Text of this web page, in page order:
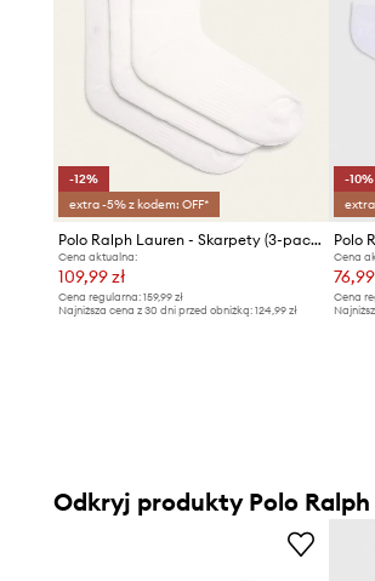
-12%
extra -5% z kodem: OFF*
Polo Ralph Lauren - Skarpety (3-pack) 449723748001
Cena aktualna:
109,99 zł
Cena regularna: 159,99 zł
Najniższa cena z 30 dni przed obniżką: 124,99 zł
-10%
extra
Cena
Cena
Odkryj produkty Polo